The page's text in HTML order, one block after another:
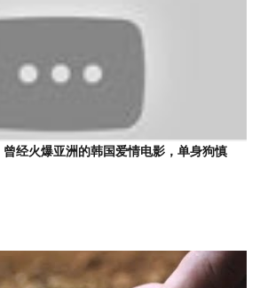
曾经火爆亚洲的韩国爱情电影，单身狗慎